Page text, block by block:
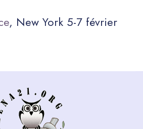
, New York 5-7 février